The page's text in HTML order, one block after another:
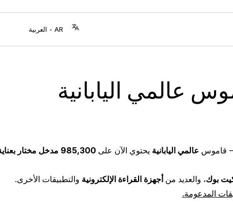
عالمي اليابانية
قاموس عالمي اليابانية يحتوي الآن على985,300 مدخل مختار بعناية
بوك، والعديد منأجهزة القراءة الإلكترونية والتطبيقات الأخرى.
المدعومة.